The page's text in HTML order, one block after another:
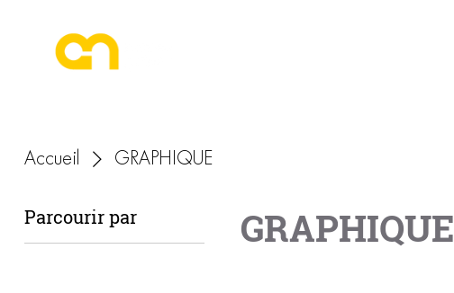
Accueil GRAPHIQUE
Parcourir par GRAPHIQUE